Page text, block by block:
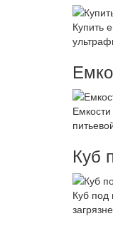
Купить
Куб
Куб под